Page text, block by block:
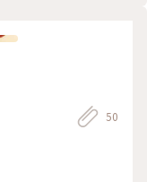
んトロッコ」の発着
50